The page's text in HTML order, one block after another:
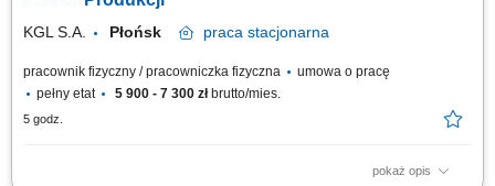
KGL S.A. Płońsk praca stacjonarna
pracownik fizyczny / pracowniczka fizyczna
umowa o pracę
pełny etat
5 900 - 7 300 złbrutto/mies.
5 godz.
pokaż opis